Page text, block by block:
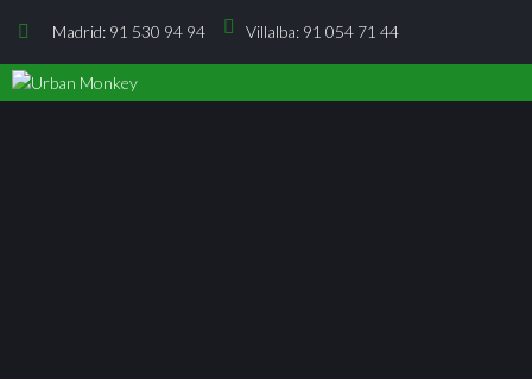
Madrid: 91 530 94 94 Villalba: 91 054 71 44